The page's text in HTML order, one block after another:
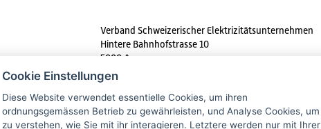
Verband Schweizerischer Elektrizitätsunternehmen
Hintere Bahnhofstrasse 10
5000 Aarau
Tel. +41 62 825 25 25
E-mail:info@strom.ch
Cookie Einstellungen
Diese Website verwendet essentielle Cookies, um ihren
ordnungsgemässen Betrieb zu gewährleisten, und Analyse Cookies, um
zu verstehen, wie Sie mit ihr interagieren. Letztere werden nur mit Ihrer